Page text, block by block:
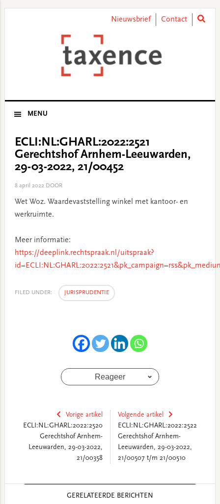
Nieuwsbrief Contact
MENU
ECLI:NL:GHARL:2022:2521
Gerechtshof Arnhem-Leeuwarden,
29-03-2022, 21/00452
8 april 2022DOOR
Wet Woz. Waardevaststelling winkel met kantoor- en
werkruimte.
Meer informatie:
https://deeplink.rechtspraak.nl/uitspraak?
FILED UNDER: JURISPRUDENTIE
Reageer
Vorige artikel
ECLI:NL:GHARL:2022:2520
Gerechtshof Arnhem-
Leeuwarden, 29-03-2022,
21/00358
Volgende artikel
ECLI:NL:GHARL:2022:2522
Gerechtshof Arnhem-
Leeuwarden, 29-03-2022,
21/00507 t/m 21/00510
GERELATEERDE BERICHTEN